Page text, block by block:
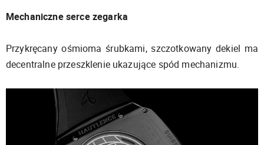
Mechaniczne serce zegarka
Przykręcany ośmioma śrubkami, szczotkowany dekiel ma
decentralne przeszklenie ukazujące spód mechanizmu.